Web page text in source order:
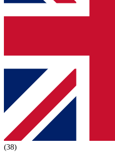
(38)